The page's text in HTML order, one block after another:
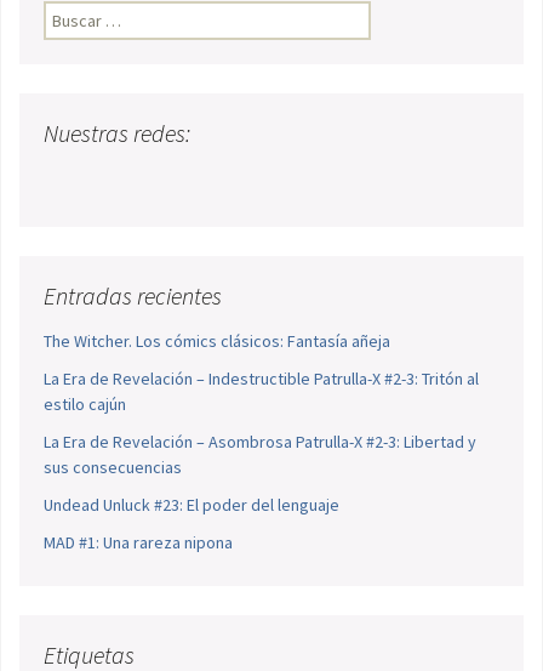
Buscar:
Nuestras redes:
Entradas recientes
The Witcher. Los cómics clásicos: Fantasía añeja
La Era de Revelación – Indestructible Patrulla-X #2-3: Tritón al
estilo cajún
La Era de Revelación – Asombrosa Patrulla-X #2-3: Libertad y
sus consecuencias
Undead Unluck #23: El poder del lenguaje
MAD #1: Una rareza nipona
Etiquetas